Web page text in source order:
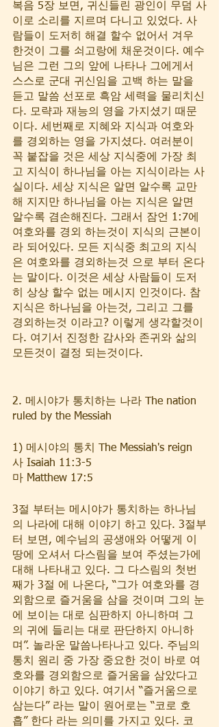
복음 5장 보면, 귀신들린 광인이 무덤 사
이로 소리를 지르며 다니고 있었다. 사
람들이 도저히 해결 할수 없어서 겨우
한것이 그를 쇠고랑에 채운것이다. 예수
님은 그런 그의 앞에 나타나 그에게서
스스로 군대 귀신임을 고백 하는 말을
듣고 말씀 선포로 흑암 세력을 물리치신
다. 모략과 재능의 영을 가지셨기 때문
이다. 세번째로 지혜와 지식과 여호와
를 경외하는 영을 가지셨다. 여러분이
꼭 붙잡을 것은 세상 지식중에 가장 최
고 지식이 하나님을 아는 지식이라는 사
실이다. 세상 지식은 알면 알수록 교만
해 지지만 하나님을 아는 지식은 알면
알수록 겸손해진다. 그래서 잠언 1:7에
여호와를 경외 하는것이 지식의 근본이
라 되어있다. 모든 지식중 최고의 지식
은 여호와를 경외하는것 으로 부터 온다
는 말이다. 이것은 세상 사람들이 도저
히 상상 할수 없는 메시지 인것이다. 참
지식은 하나님을 아는것, 그리고 그를
경외하는것 이라고? 이렇게 생각할것이
다. 여기서 진정한 감사와 존귀와 삶의
모든것이 결정 되는것이다.
2. 메시야가 통치하는 나라 The nation
ruled by the Messiah
1) 메시야의 통치 The Messiah's reign
사 Isaiah 11:3-5
마 Matthew 17:5
3절 부터는 메시야가 통치하는 하나님
의 나라에 대해 이야기 하고 있다. 3절부
터 보면, 예수님의 공생애와 어떻게 이
땅에 오셔서 다스림을 보여 주셨는가에
대해 나타내고 있다. 그 다스림의 첫번
째가 3절 에 나온다, “그가 여호와를 경
외함으로 즐거움을 삼을 것이며 그의 눈
에 보이는 대로 심판하지 아니하며 그
의 귀에 들리는 대로 판단하지 아니하
며”. 놀라운 말씀나타나고 있다. 주님의
통치 원리 중 가장 중요한 것이 바로 여
호와를 경외함으로 즐거움을 삼았다고
이야기 하고 있다. 여기서 “즐거움으로
삼는다” 라는 말이 원어로는 “코로 호
흡” 한다 라는 의미를 가지고 있다. 코